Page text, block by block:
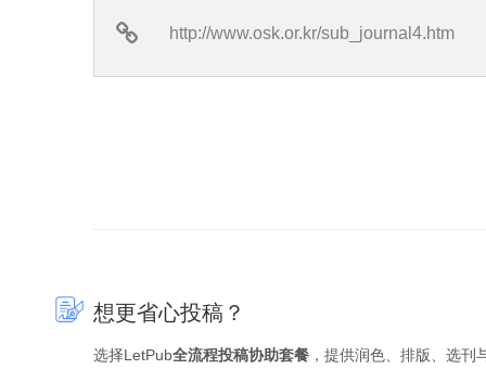
http://www.osk.or.kr/sub_journal4.htm
想更省心投稿？
选择LetPub全流程投稿协助套餐 ，提供润色、排版、选